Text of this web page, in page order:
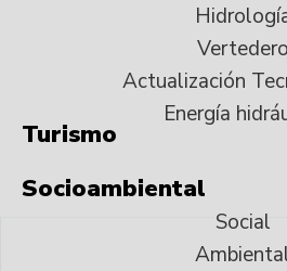
Vertedero
Actualización
Energía
Turismo
Socioambiental
Social